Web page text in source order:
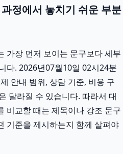
정에서 놓치기 쉬운 부분
가장 먼저 보이는 문구보다 세부
다. 2026년07월10일 02시24분
안내 범위, 상담 기준, 비용 구
달라질 수 있습니다. 따라서 대
비교할 때는 제목이나 강조 문구
기준을 제시하는지 함께 살펴야